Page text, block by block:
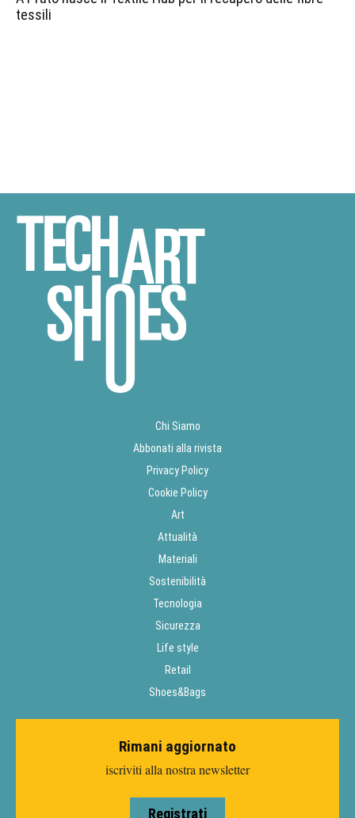
tessili
Chi Siamo
Abbonati alla rivista
Privacy Policy
Cookie Policy
Art
Attualità
Materiali
Sostenibilità
Tecnologia
Sicurezza
Life style
Retail
Shoes&Bags
Rimani aggiornato
iscriviti alla nostra newsletter
Registrati